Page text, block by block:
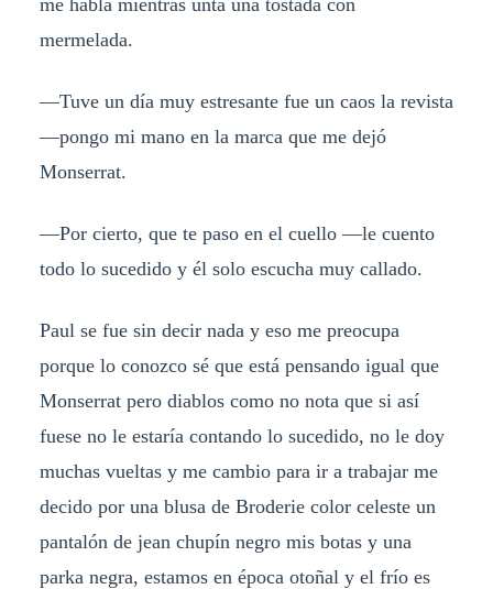
me habla mientras unta una tostada con
mermelada.
—Tuve un día muy estresante fue un caos la revista
—pongo mi mano en la marca que me dejó
Monserrat.
—Por cierto, que te paso en el cuello —le cuento
todo lo sucedido y él solo escucha muy callado.
Paul se fue sin decir nada y eso me preocupa
porque lo conozco sé que está pensando igual que
Monserrat pero diablos como no nota que si así
fuese no le estaría contando lo sucedido, no le doy
muchas vueltas y me cambio para ir a trabajar me
decido por una blusa de Broderie color celeste un
pantalón de jean chupín negro mis botas y una
parka negra, estamos en época otoñal y el frío es